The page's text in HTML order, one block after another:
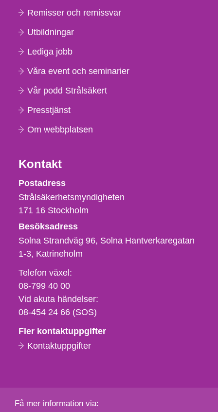
Remisser och remissvar
Utbildningar
Lediga jobb
Våra event och seminarier
Vår podd Strålsäkert
Presstjänst
Om webbplatsen
Kontakt
Strålsäkerhetsmyndigheten
Postadress
Strålsäkerhetsmyndigheten
171 16 Stockholm
Besöksadress
Solna Strandväg 96, Solna Hantverkaregatan
1-3 Katrineholm
Telefon,
fax
och
e-
Telefon växel:
08-799 40 00
Vid akuta händelser:
08-454 24 66 (SOS)
Fler kontaktuppgifter
Kontaktuppgifter
Få mer information via: